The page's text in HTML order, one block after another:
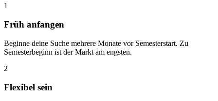
1
Früh anfangen
Beginne deine Suche mehrere Monate vor Semesterstart. Zu
Semesterbeginn ist der Markt am engsten.
2
Flexibel sein